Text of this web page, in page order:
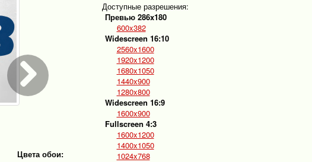
Цвета обои:
Доступные разрешения:
Превью 286x180
600x382
Widescreen 16:10
2560x1600
1920x1200
1680x1050
1440x900
1280x800
Widescreen 16:9
1600x900
Fullscreen 4:3
1600x1200
1400x1050
1024x768